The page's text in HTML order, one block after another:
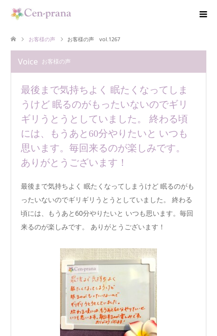
お客様の声 お客様の声 vol.1267
Voice お客様の声
最後まで気持ちよく 眠たくなってしま
うけど 眠るのがもったいないのでギリ
ギリうとうとしていました。 終わる頃
には、もうあと60分やりたいと いつも
思います。毎回来るのが楽しみです。
ありがとうございます！
最後まで気持ちよく 眠たくなってしまうけど 眠るのがも
ったいないのでギリギリうとうとしていました。 終わる
頃には、もうあと60分やりたいと いつも思います。毎回
来るのが楽しみです。 ありがとうございます！